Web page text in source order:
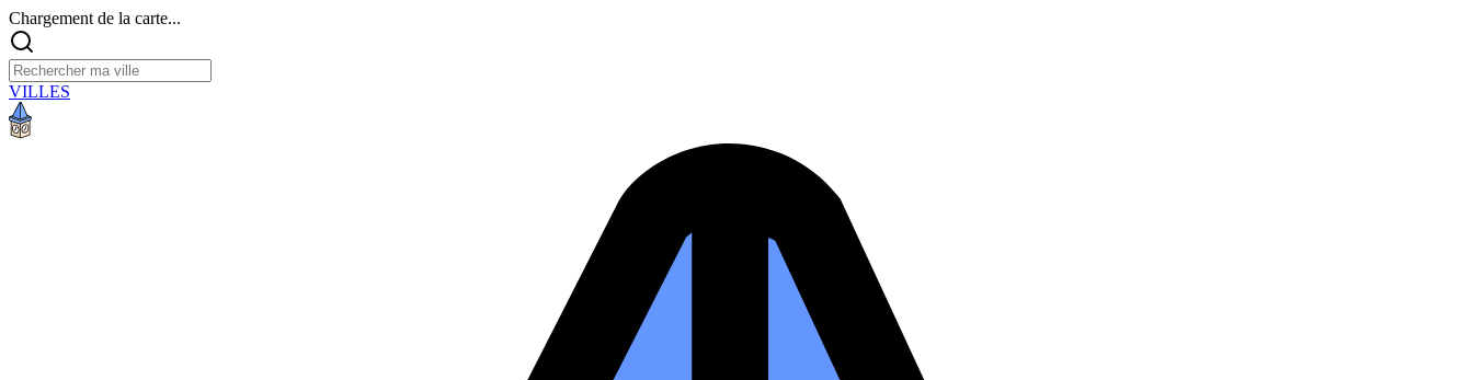
Chargement de la carte...
VILLES